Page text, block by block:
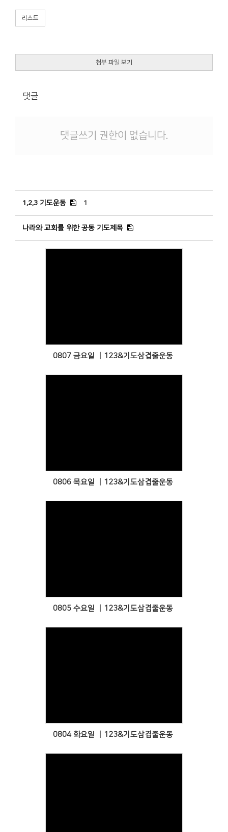
리스트
첨부 파일 보기
댓글
댓글쓰기 권한이 없습니다.
1,2,3 기도운동 1
나라와 교회를 위한 공동 기도제목
0807 금요일 ㅣ123&기도삼겹줄운동
0806 목요일 ㅣ123&기도삼겹줄운동
0805 수요일 ㅣ123&기도삼겹줄운동
0804 화요일 ㅣ123&기도삼겹줄운동